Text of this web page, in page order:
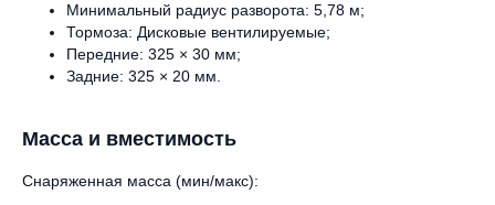
Минимальный радиус разворота: 5,78 м;
Тормоза: Дисковые вентилируемые;
Передние: 325 × 30 мм;
Задние: 325 × 20 мм.
Масса и вместимость
Снаряженная масса (мин/макс):